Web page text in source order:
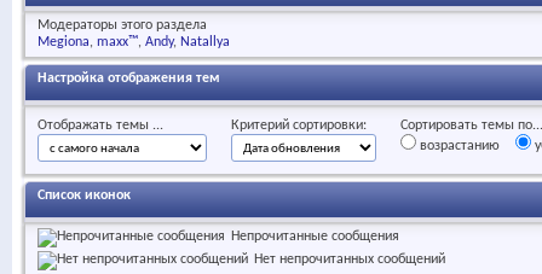
Модераторы этого раздела
Megiona maxx™ Andy Natallya
Настройка отображения тем
Отображать темы ... Критерий сортировки:
Сортировать темы по...
возрастанию
Список иконок
Непрочитанные сообщения
Нет непрочитанных сообщений